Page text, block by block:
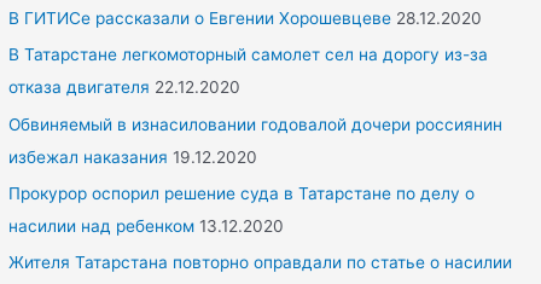
h
f
o
r
В ГИТИСе рассказали о Евгении Хорошевцеве 28.12.2020
В Татарстане легкомоторный самолет сел на дорогу из-за
отказа двигателя 22.12.2020
Обвиняемый в изнасиловании годовалой дочери россиянин
избежал наказания 19.12.2020
Прокурор оспорил решение суда в Татарстане по делу о
насилии над ребенком 13.12.2020
Жителя Татарстана повторно оправдали по статье о насилии